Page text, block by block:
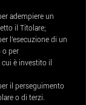
adempiere un
il Titolare;
l'esecuzione di un
o per
è investito il
il perseguimento
o di terzi.